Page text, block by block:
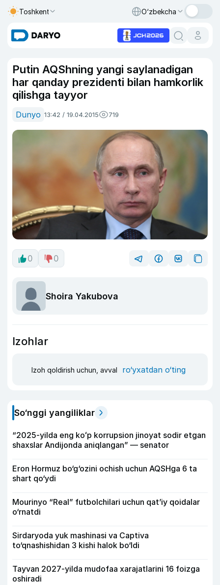
Toshkent O‘zbekcha
Putin AQShning yangi saylanadigan
har qanday prezidenti bilan hamkorlik
qilishga tayyor
Dunyo 13:42 / 19.04.2015 719
0 0
Shoira Yakubova
Izohlar
Izoh qoldirish uchun, avval ro‘yxatdan o‘ting
So‘nggi yangiliklar
“2025-yilda eng koʻp korrupsion jinoyat sodir etgan
shaxslar Andijonda aniqlangan” — senator
Eron Hormuz bo‘g‘ozini ochish uchun AQSHga 6 ta
shart qo‘ydi
Mourinyo “Real” futbolchilari uchun qat’iy qoidalar
o‘rnatdi
Sirdaryoda yuk mashinasi va Captiva
to‘qnashishidan 3 kishi halok bo‘ldi
Tayvan 2027-yilda mudofaa xarajatlarini 16 foizga
oshiradi